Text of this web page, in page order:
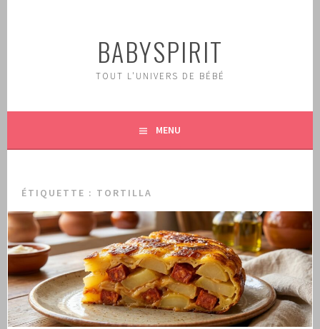
BABYSPIRIT
TOUT L'UNIVERS DE BÉBÉ
MENU
ÉTIQUETTE : TORTILLA